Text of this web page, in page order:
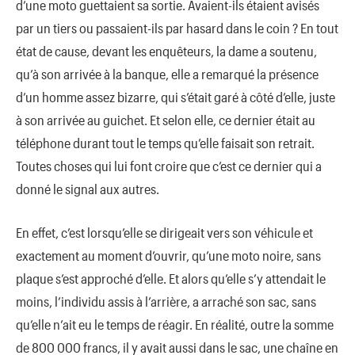
d’une moto guettaient sa sortie. Avaient-ils étaient avisés
par un tiers ou passaient-ils par hasard dans le coin ? En tout
état de cause, devant les enquêteurs, la dame a soutenu,
qu’à son arrivée à la banque, elle a remarqué la présence
d’un homme assez bizarre, qui s’était garé à côté d’elle, juste
à son arrivée au guichet. Et selon elle, ce dernier était au
téléphone durant tout le temps qu’elle faisait son retrait.
Toutes choses qui lui font croire que c’est ce dernier qui a
donné le signal aux autres.
En effet, c’est lorsqu’elle se dirigeait vers son véhicule et
exactement au moment d’ouvrir, qu’une moto noire, sans
plaque s’est approché d’elle. Et alors qu’elle s’y attendait le
moins, l’individu assis à l’arrière, a arraché son sac, sans
qu’elle n’ait eu le temps de réagir. En réalité, outre la somme
de 800 000 francs, il y avait aussi dans le sac, une chaîne en